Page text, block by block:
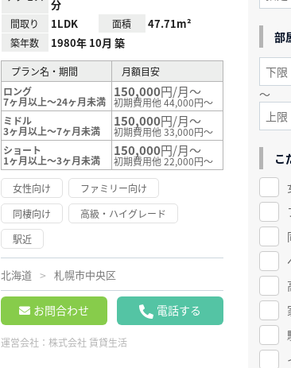
分
間取り 1LDK 面積 47.71m²
築年数 1980年 10月 築
プラン名・期間
月額目安
ロング
7ヶ月以上～24ヶ月未満
150,000円/月～
初期費用他 44,000円～
ミドル
3ヶ月以上～7ヶ月未満
150,000円/月～
初期費用他 33,000円～
ショート
1ヶ月以上～3ヶ月未満
150,000円/月～
初期費用他 22,000円～
女性向け
ファミリー向け
同棲向け
高級・ハイグレード
駅近
北海道 札幌市中央区
お問合わせ 電話する
運営会社： 株式会社 賃貸生活
部
～
こ